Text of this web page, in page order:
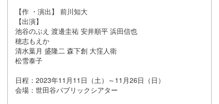
【作 ・演出】 前川知大
【出演】
池谷のぶえ 渡邊圭祐 安井順平 浜田信也
穂志もえか
清水葉月 盛隆二 森下創 大窪人衛
松雪泰子
日程：2023年11月11日（土）～11月26日（日）
会場：世田谷パブリックシアター